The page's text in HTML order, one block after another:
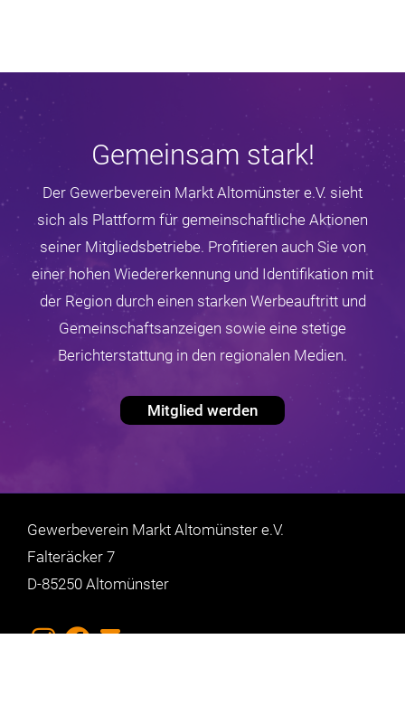
Gemeinsam stark!
Der Gewerbeverein Markt Altomünster e.V. sieht
sich als Plattform für gemeinschaftliche Aktionen
seiner Mitgliedsbetriebe. Profitieren auch Sie von
einer hohen Wiedererkennung und Identifikation mit
der Region durch einen starken Werbeauftritt und
Gemeinschaftsanzeigen sowie eine stetige
Berichterstattung in den regionalen Medien.
Mitglied werden
Gewerbeverein Markt Altomünster e.V.
Falteräcker 7
D-85250 Altomünster